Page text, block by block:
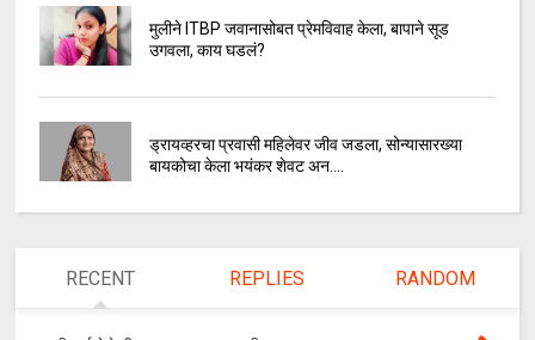
मुलीने ITBP जवानासोबत प्रेमविवाह केला, बापाने सूड
उगवला, काय घडलं?
ड्रायव्हरचा प्रवासी महिलेवर जीव जडला, सोन्यासारख्या
बायकोचा केला भयंकर शेवट अन....
RECENT REPLIES RANDOM